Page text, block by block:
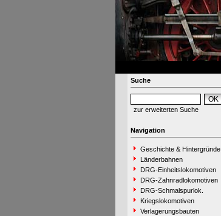
Suche
zur erweiterten Suche
Navigation
Geschichte & Hintergründe
Länderbahnen
DRG-Einheitslokomotiven
DRG-Zahnradlokomotiven
DRG-Schmalspurlok.
Kriegslokomotiven
Verlagerungsbauten